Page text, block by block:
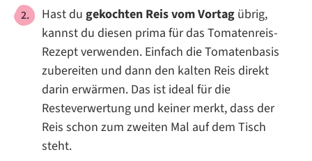
Hast du gekochten Reis vom Vortag übrig,
kannst du diesen prima für das Tomatenreis-
Rezept verwenden. Einfach die Tomatenbasis
zubereiten und dann den kalten Reis direkt
darin erwärmen. Das ist ideal für die
Resteverwertung und keiner merkt, dass der
Reis schon zum zweiten Mal auf dem Tisch
steht.